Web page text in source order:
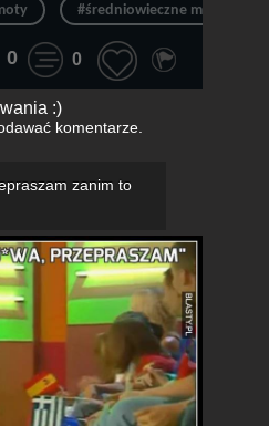
#średniowieczne memy
0 0
:)
komentarze.
zanim to